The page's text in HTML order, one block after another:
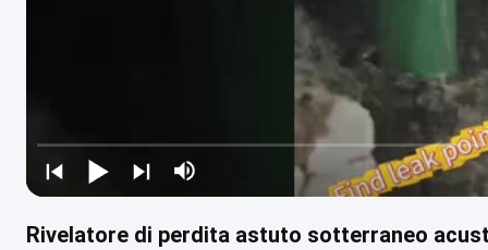
Rivelatore di perdita astuto sotterraneo